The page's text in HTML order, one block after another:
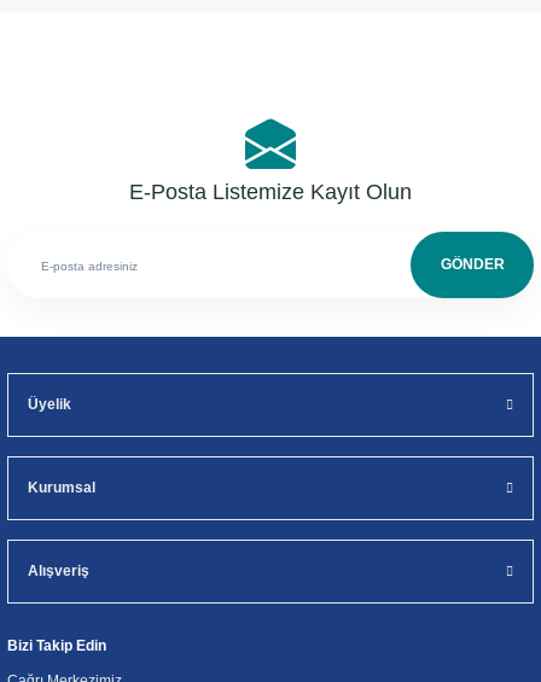
E-Posta Listemize Kayıt Olun
GÖNDER
Üyelik
Kurumsal
Alışveriş
Bizi Takip Edin